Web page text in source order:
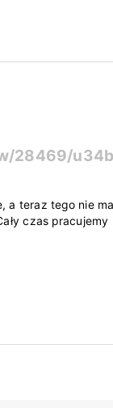
28469/
a teraz tego nie
czas pracujemy